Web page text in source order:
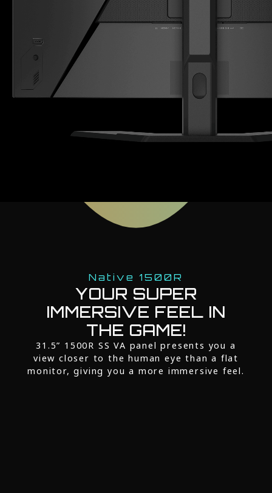
Native 1500R
YOUR SUPER
IMMERSIVE FEEL IN
THE GAME!
31.5” 1500R SS VA panel presents you a
view closer to the human eye than a flat
monitor, giving you a more immersive feel.